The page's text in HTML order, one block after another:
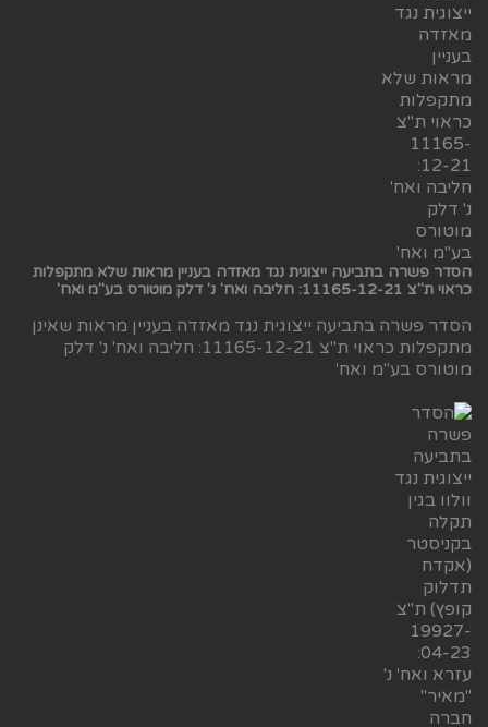
הסדר פשרה בתביעה ייצוגית נגד מאזדה בעניין מראות שלא מתקפלות
כראוי ת"צ 11165-12-21: חליבה ואח' נ' דלק מוטורס בע"מ ואח'
הסדר פשרה בתביעה ייצוגית נגד מאזדה בעניין מראות שאינן
מתקפלות כראוי ת"צ 11165-12-21: חליבה ואח' נ' דלק
מוטורס בע"מ ואח'